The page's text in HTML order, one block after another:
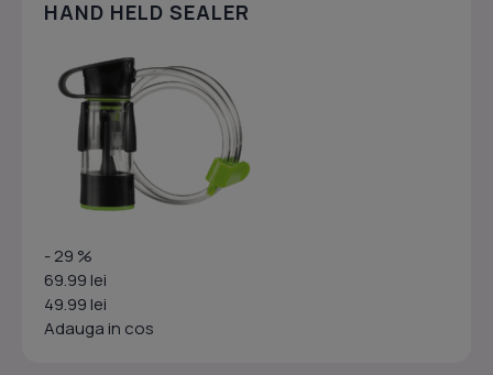
HAND HELD SEALER
- 29 %
69.99 lei
49.99 lei
Adauga in cos